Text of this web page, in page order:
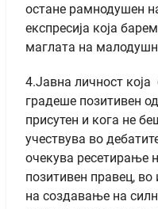
остане рамнодушен
експресија која
маглата на
4.Јавна личност
градеше позитивен
присутен и кога не
учествува во
очекува ресетирање
позитивен правец, во
на создавање на